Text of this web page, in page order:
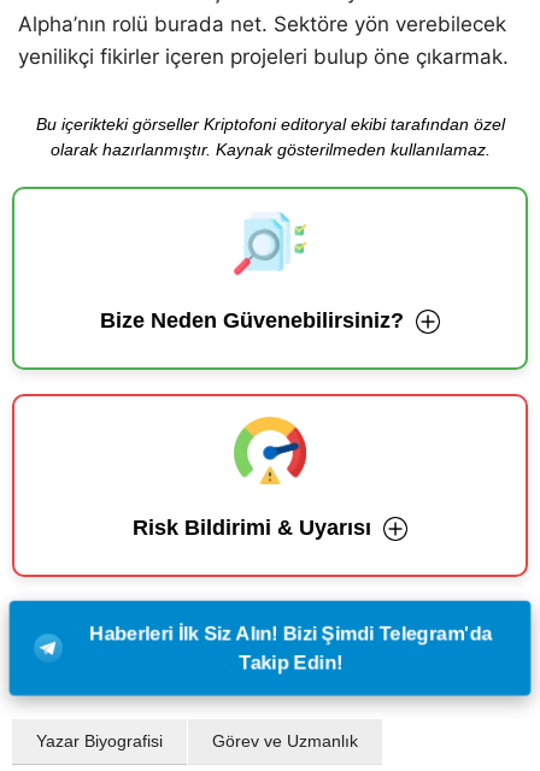
Alpha’nın rolü burada net. Sektöre yön verebilecek
yenilikçi fikirler içeren projeleri bulup öne çıkarmak.
Bu içerikteki görseller Kriptofoni editoryal ekibi tarafından özel
olarak hazırlanmıştır. Kaynak gösterilmeden kullanılamaz.
Bize Neden Güvenebilirsiniz?
Risk Bildirimi & Uyarısı
Haberleri İlk Siz Alın! Bizi Şimdi Telegram'da
Takip Edin!
Yazar Biyografisi Görev ve Uzmanlık